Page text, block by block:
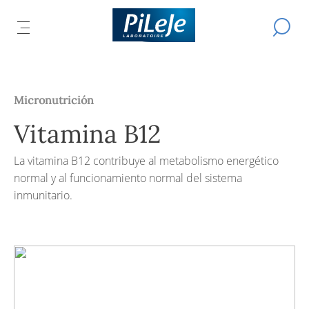
ABRIR
PRINCIPAL
Todos
los
Efectuar
una
Micronutrición
Vitamina B12
La vitamina B12 contribuye al metabolismo energético
normal y al funcionamiento normal del sistema
inmunitario.